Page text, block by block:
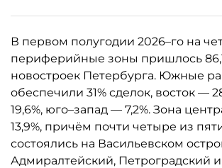
В первом полугодии 2026–го на
периферийные зоны пришлось
новостроек Петербурга. Южные
обеспечили 31% сделок, восток —
19,6%, юго–запад — 7,2%. Зона
13,9%, причём почти четыре из
состоялись на Васильевском
Адмиралтейский, Петроградский